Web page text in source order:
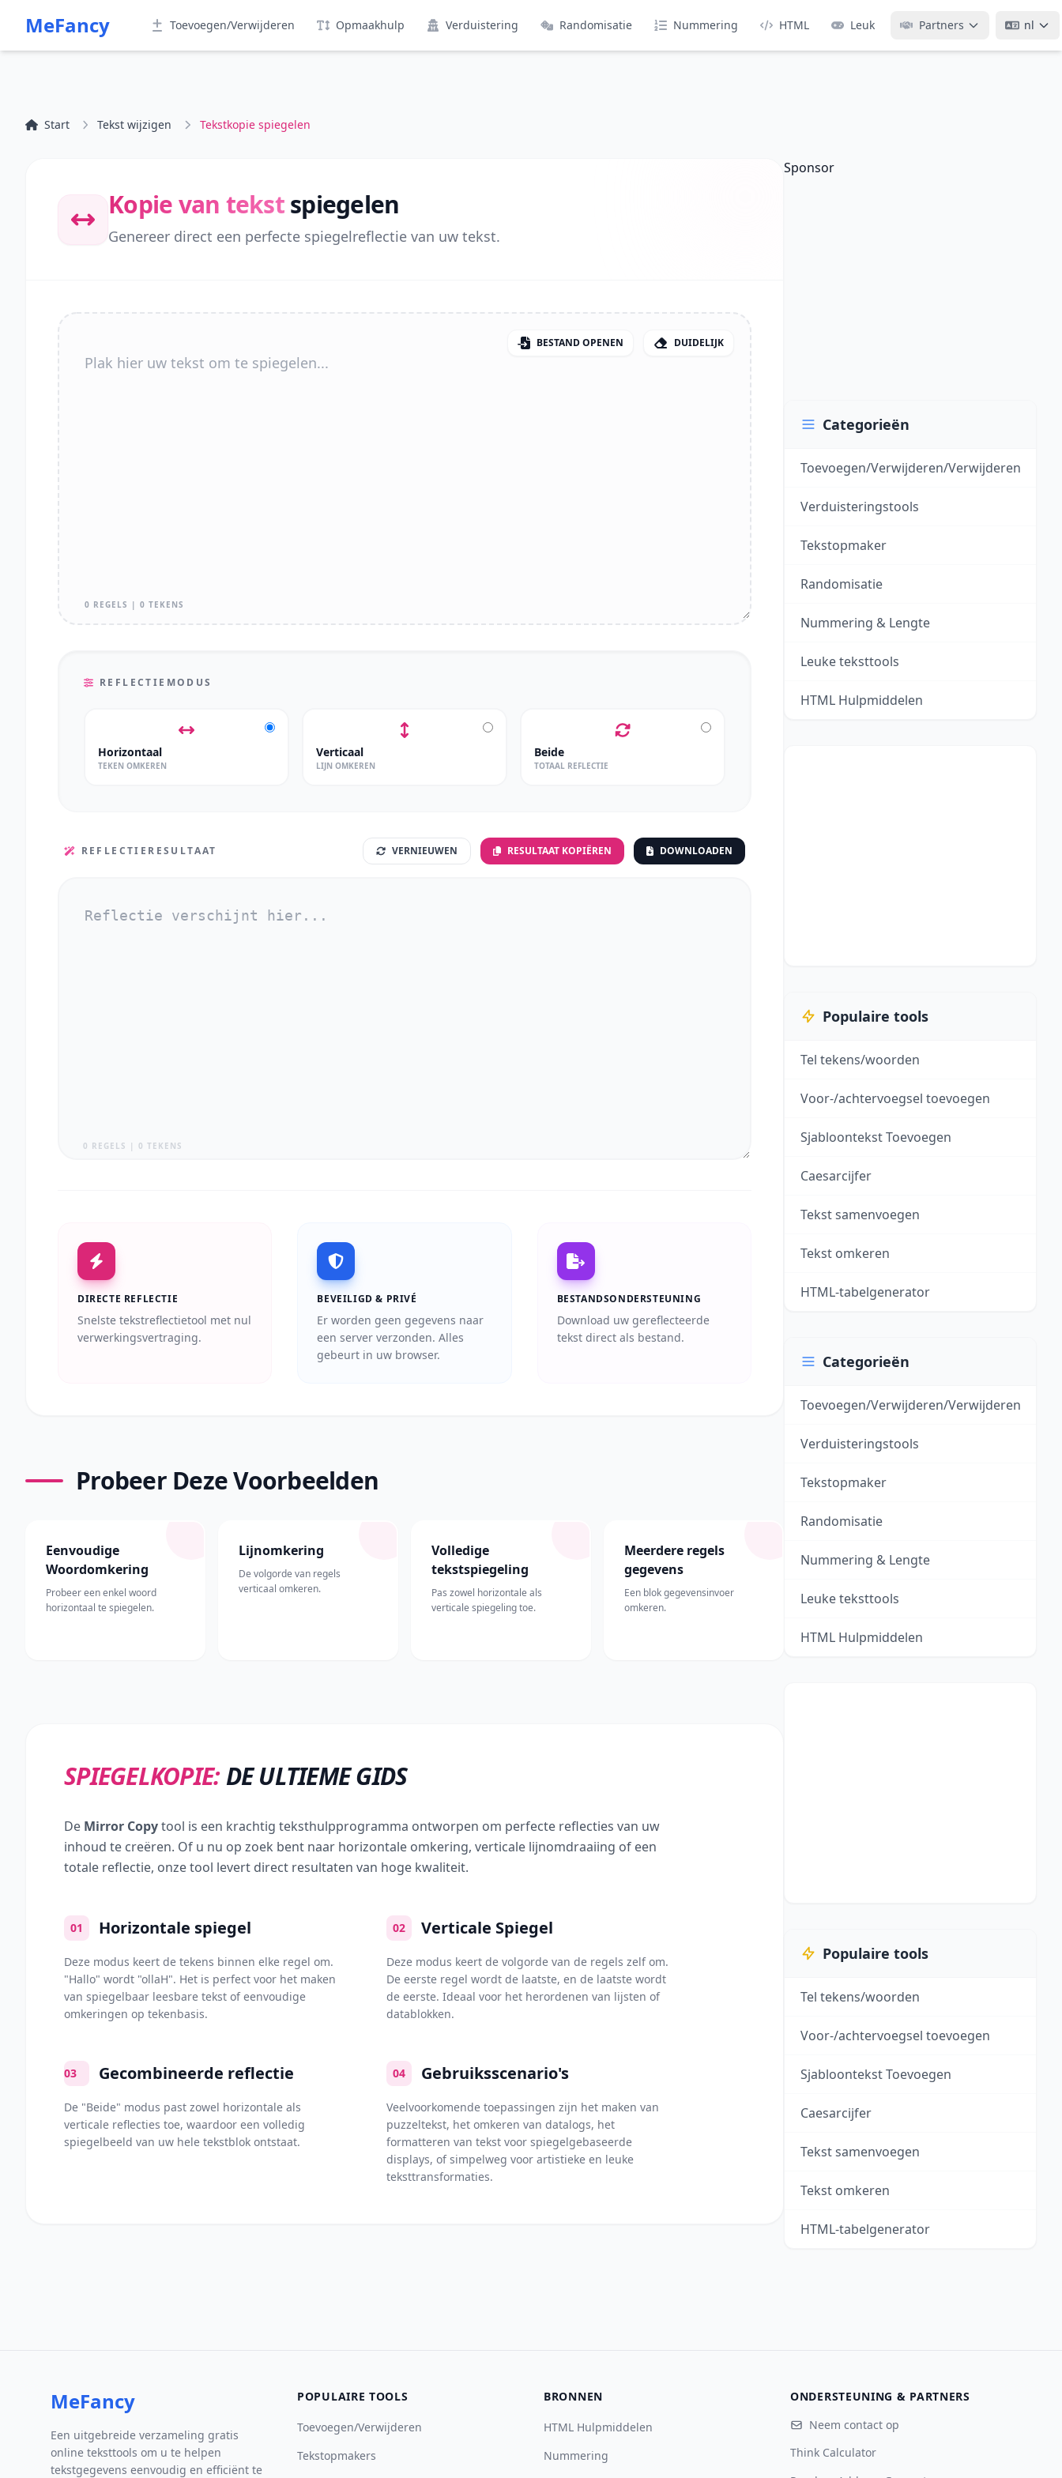
MeFancy Toevoegen/Verwijderen Opmaakhulp Verduistering Randomisatie Nummering HTML Leuk Partners nl
Start Tekst wijzigen Tekstkopie spiegelen
Kopie van tekstspiegelen
Genereer direct een perfecte spiegelreflectie van uw tekst.
BESTAND OPENEN DUIDELIJK
0 REGELS | 0 TEKENS
REFLECTIEMODUS
Horizontaal
TEKEN OMKEREN
Verticaal
LIJN OMKEREN
Beide
TOTAAL REFLECTIE
REFLECTIERESULTAAT VERNIEUWEN RESULTAAT KOPIËREN DOWNLOADEN
0 REGELS | 0 TEKENS
DIRECTE REFLECTIE
Snelste tekstreflectietool met nul
verwerkingsvertraging.
BEVEILIGD & PRIVÉ
Er worden geen gegevens naar
een server verzonden. Alles
gebeurt in uw browser.
BESTANDSONDERSTEUNING
Download uw gereflecteerde
tekst direct als bestand.
Probeer Deze Voorbeelden
Eenvoudige
Woordomkering
Probeer een enkel woord
horizontaal te spiegelen.
Lijnomkering
De volgorde van regels
verticaal omkeren.
Volledige
tekstspiegeling
Pas zowel horizontale als
verticale spiegeling toe.
Meerdere regels
gegevens
Een blok gegevensinvoer
omkeren.
SPIEGELKOPIE:DE ULTIEME GIDS
De Mirror Copytool is een krachtig teksthulpprogramma ontworpen om perfecte reflecties van uw
inhoud te creëren. Of u nu op zoek bent naar horizontale omkering, verticale lijnomdraaiing of een
totale reflectie, onze tool levert direct resultaten van hoge kwaliteit.
01 Horizontale spiegel
Deze modus keert de tekens binnen elke regel om.
"Hallo" wordt "ollaH". Het is perfect voor het maken
van spiegelbaar leesbare tekst of eenvoudige
omkeringen op tekenbasis.
02 Verticale Spiegel
Deze modus keert de volgorde van de regels zelf om.
De eerste regel wordt de laatste, en de laatste wordt
de eerste. Ideaal voor het herordenen van lijsten of
datablokken.
03 Gecombineerde reflectie
De "Beide" modus past zowel horizontale als
verticale reflecties toe, waardoor een volledig
spiegelbeeld van uw hele tekstblok ontstaat.
04 Gebruiksscenario's
Veelvoorkomende toepassingen zijn het maken van
puzzeltekst, het omkeren van datalogs, het
formatteren van tekst voor spiegelgebaseerde
displays, of simpelweg voor artistieke en leuke
teksttransformaties.
Sponsor
Categorieën
Toevoegen/Verwijderen/Verwijderen
Verduisteringstools
Tekstopmaker
Randomisatie
Nummering & Lengte
Leuke teksttools
HTML Hulpmiddelen
Populaire tools
Tel tekens/woorden
Voor-/achtervoegsel toevoegen
Sjabloontekst Toevoegen
Caesarcijfer
Tekst samenvoegen
Tekst omkeren
HTML-tabelgenerator
Categorieën
Toevoegen/Verwijderen/Verwijderen
Verduisteringstools
Tekstopmaker
Randomisatie
Nummering & Lengte
Leuke teksttools
HTML Hulpmiddelen
Populaire tools
Tel tekens/woorden
Voor-/achtervoegsel toevoegen
Sjabloontekst Toevoegen
Caesarcijfer
Tekst samenvoegen
Tekst omkeren
HTML-tabelgenerator
MeFancy
Een uitgebreide verzameling gratis
online teksttools om u te helpen
tekstgegevens eenvoudig en efficiënt te
POPULAIRE TOOLS
Toevoegen/Verwijderen
Tekstopmakers
BRONNEN
HTML Hulpmiddelen
Nummering
ONDERSTEUNING & PARTNERS
Neem contact op
Think Calculator